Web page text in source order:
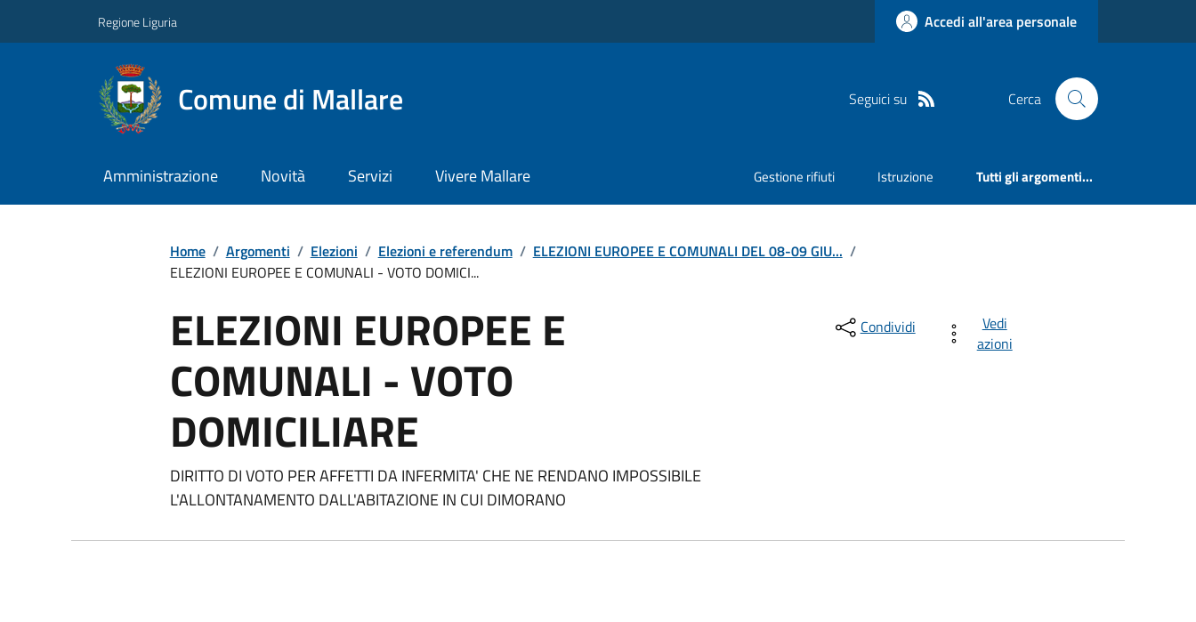
Regione Liguria Accedi all'area personale
Comune di Mallare Seguici su Cerca
Amministrazione Novità Servizi Vivere Mallare Gestione rifiuti Istruzione Tutti gli argomenti...
Home / Argomenti / Elezioni / Elezioni e referendum / ELEZIONI EUROPEE E COMUNALI DEL 08-09 GIU... /
ELEZIONI EUROPEE E COMUNALI - VOTO DOMICI...
ELEZIONI EUROPEE E
COMUNALI - VOTO
DOMICILIARE
DIRITTO DI VOTO PER AFFETTI DA INFERMITA' CHE NE RENDANO IMPOSSIBILE
L'ALLONTANAMENTO DALL'ABITAZIONE IN CUI DIMORANO
Condividi
Vedi
azioni